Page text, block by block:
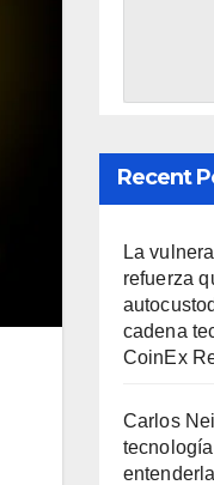
Recent
La
refuerza
cadena
CoinEx
Carlos
entenderla